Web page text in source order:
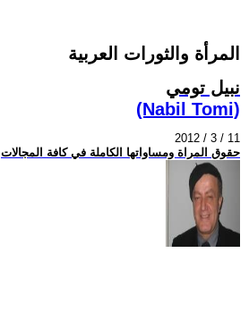
المرأة والثورات العربية
نبيل تومي
(Nabil Tomi)
2012 / 3 / 11
حقوق المراة ومساواتها الكاملة في كافة المجالات